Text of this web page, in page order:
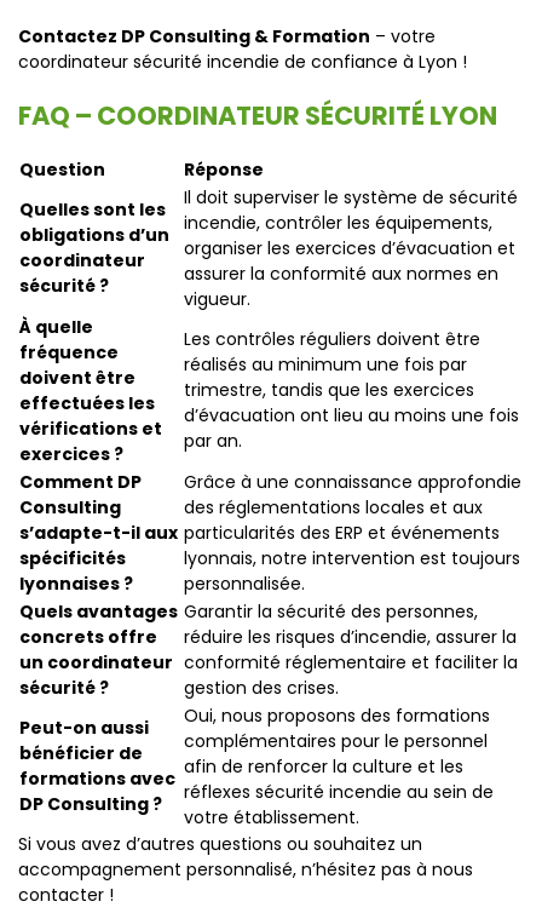
Contactez DP Consulting & Formation – votre
coordinateur sécurité incendie de confiance à Lyon !
FAQ – COORDINATEUR SÉCURITÉ LYON
Question
Réponse
Quelles sont les
obligations d’un
coordinateur
sécurité ?
Il doit superviser le système de sécurité
incendie, contrôler les équipements,
organiser les exercices d’évacuation et
assurer la conformité aux normes en
vigueur.
À quelle
fréquence
doivent être
effectuées les
vérifications et
exercices ?
Les contrôles réguliers doivent être
réalisés au minimum une fois par
trimestre, tandis que les exercices
d’évacuation ont lieu au moins une fois
par an.
Comment DP
Consulting
s’adapte-t-il aux
spécificités
lyonnaises ?
Grâce à une connaissance approfondie
des réglementations locales et aux
particularités des ERP et événements
lyonnais, notre intervention est toujours
personnalisée.
Quels avantages
concrets offre
un coordinateur
sécurité ?
Garantir la sécurité des personnes,
réduire les risques d’incendie, assurer la
conformité réglementaire et faciliter la
gestion des crises.
Peut-on aussi
bénéficier de
formations avec
DP Consulting ?
Oui, nous proposons des formations
complémentaires pour le personnel
afin de renforcer la culture et les
réflexes sécurité incendie au sein de
votre établissement.
Si vous avez d’autres questions ou souhaitez un
accompagnement personnalisé, n’hésitez pas à nous
contacter !